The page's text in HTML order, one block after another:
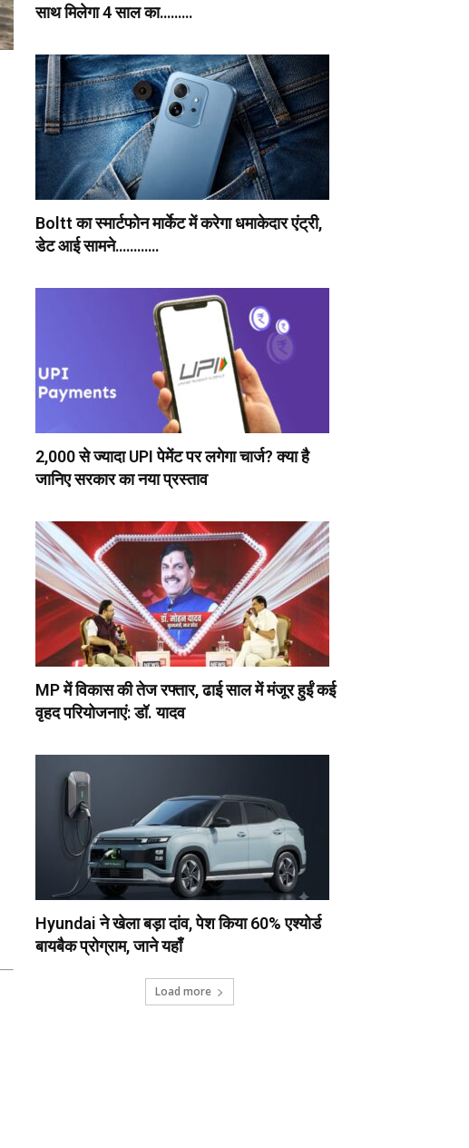
साथ मिलेगा 4 साल का………
Boltt का स्मार्टफोन मार्केट में करेगा धमाकेदार एंट्री,
डेट आई सामने…………
₹2,000 से ज्यादा UPI पेमेंट पर लगेगा चार्ज? क्या है
जानिए सरकार का नया प्रस्ताव
MP में विकास की तेज रफ्तार, ढाई साल में मंजूर हुईं कई
वृहद परियोजनाएं: डॉ. यादव
Hyundai ने खेला बड़ा दांव, पेश किया 60% एश्योर्ड
बायबैक प्रोग्राम, जाने यहाँ
Load more